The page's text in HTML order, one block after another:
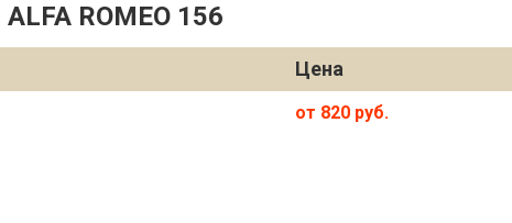
ROMEO 156
Цена
от 820 руб.